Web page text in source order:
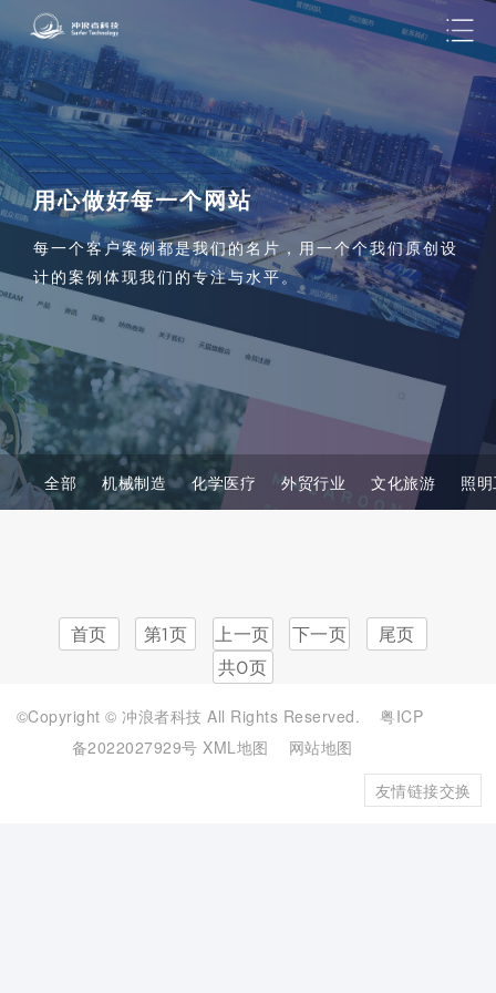
用心做好每一个网站
每一个客户案例都是我们的名片，用一个个我们原创设
计的案例体现我们的专注与水平。
全部 机械制造 化学医疗 外贸行业 文化旅游 照
首页 第1页 上一页 下一页
尾页
共0页
©Copyright © 冲浪者科技 All Rights Reserved.粤ICP
备2022027929号XML地图
网站地图
友情链接交换